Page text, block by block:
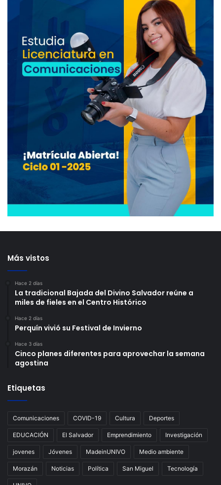
Más vistos
Hace 2 días
La tradicional Bajada del Divino Salvador reúne a
miles de fieles en el Centro Histórico
Hace 2 días
Perquín vivió su Festival de Invierno
Hace 3 días
Cinco planes diferentes para aprovechar la semana
agostina
Etiquetas
Comunicaciones COVID-19 Cultura Deportes
EDUCACIÓN El Salvador Emprendimiento Investigación
jovenes Jóvenes MadeinUNIVO Medio ambiente
Morazán Noticias Política San Miguel Tecnología